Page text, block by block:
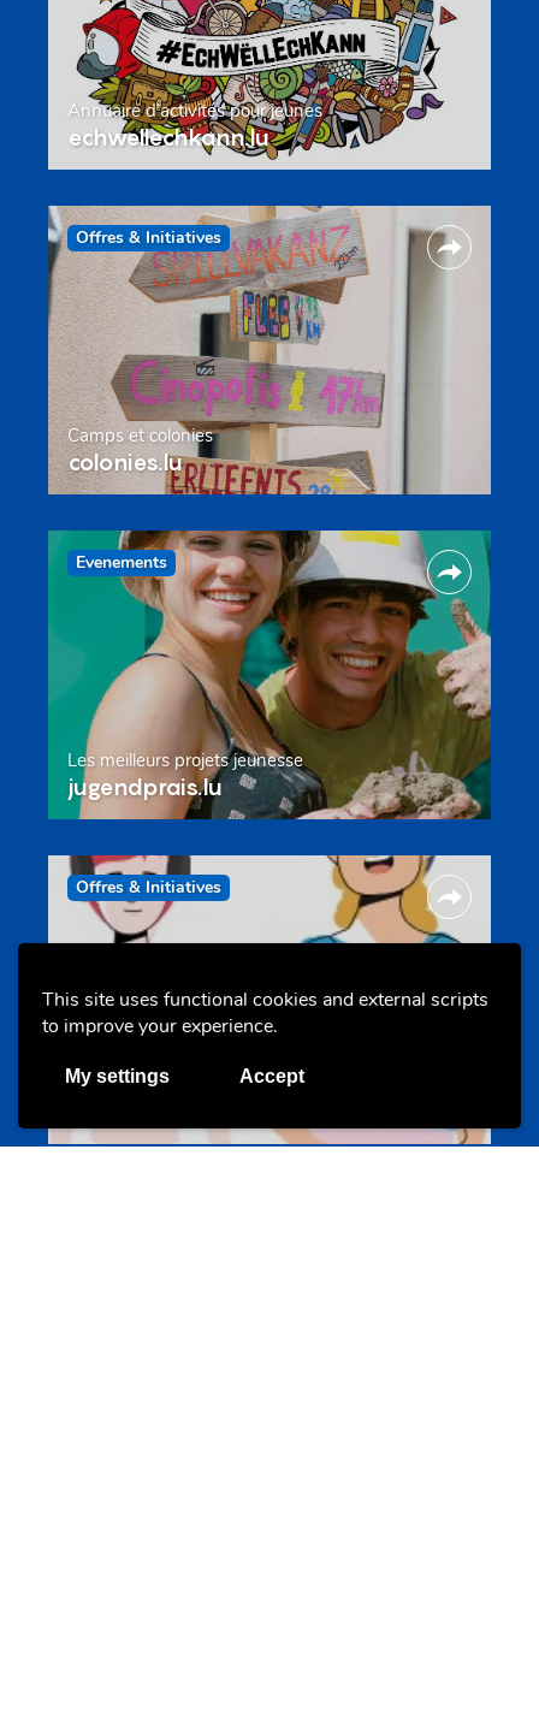
This site uses functional cookies and external scripts
to improve your experience.
My settings Accept
Annuaire d’activités pour jeunes
echwellechkann.lu
Offres & Initiatives
Camps et colonies
colonies.lu
Evenements
Les meilleurs projets jeunesse
jugendprais.lu
Offres & Initiatives
Un projet de jeunes pour jeunes